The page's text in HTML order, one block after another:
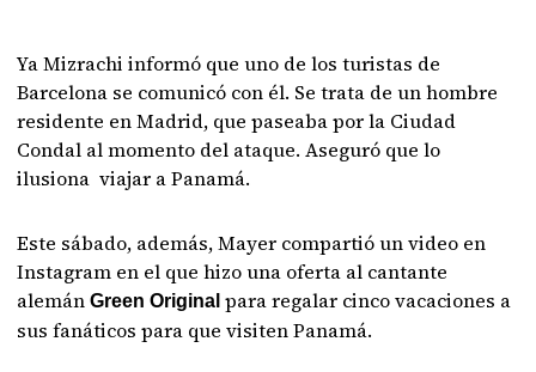
Ya Mizrachi informó que uno de los turistas de
Barcelona se comunicó con él. Se trata de un hombre
residente en Madrid, que paseaba por la Ciudad
Condal al momento del ataque. Aseguró que lo
ilusiona viajar a Panamá.
Este sábado, además, Mayer compartió un video en
Instagram en el que hizo una oferta al cantante
alemán Green Original para regalar cinco vacaciones a
sus fanáticos para que visiten Panamá.